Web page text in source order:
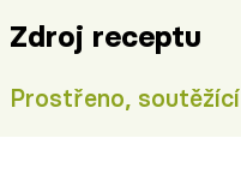
Zdroj receptu
Prostřeno, soutěžící